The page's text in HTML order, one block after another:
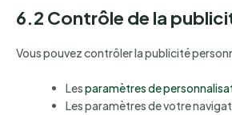
6.2 Contrôle de la
Vous pouvez contrôler la publicité
Lesparamètres de
Les paramètres de votre